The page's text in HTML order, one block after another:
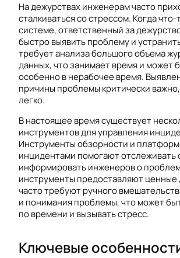
На дежурствах инженерам часто
сталкиваться со стрессом. Когда что-
системе, ответственный за
быстро выявить проблему и
требует анализа большого объема
данных, что занимает время и может
особенно в нерабочее время.
причины проблемы критически
легко.
В настоящее время существует
инструментов для управления
Инструменты обзорности и
инцидентами помогают отслеживать
информировать инженеров о
инструменты предоставляют ценные
часто требуют ручного
и понимания проблемы, что может
по времени и вызывать стресс.
Ключевые